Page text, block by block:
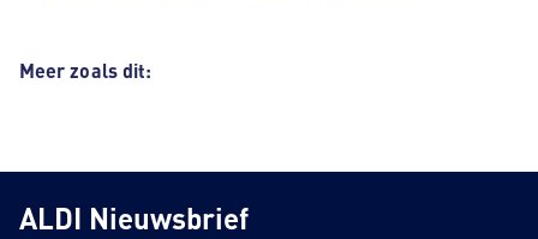
Meer zoals dit:
ALDI Nieuwsbrief